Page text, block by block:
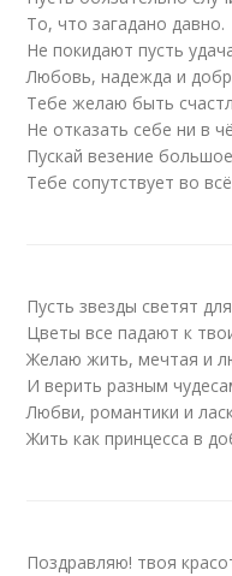
То, что загадано давно.
Не покидают пусть
Любовь, надежда и
Тебе желаю быть
Не отказать себе ни в
Пускай везение большое
Тебе сопутствует во
Пусть звезды светят
Цветы все падают к
Желаю жить, мечтая и
И верить разным
Любви, романтики и
Жить как принцесса в
Поздравляю! твоя